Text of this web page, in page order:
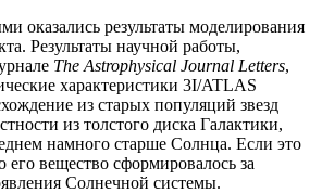
оказались результаты моделирования
Результаты научной работы,
The Astrophysical Journal Letters,
характеристики 3I/ATLAS
из старых популяций звезд
из толстого диска Галактики,
намного старше Солнца. Если это
его вещество сформировалось за
Солнечной системы.